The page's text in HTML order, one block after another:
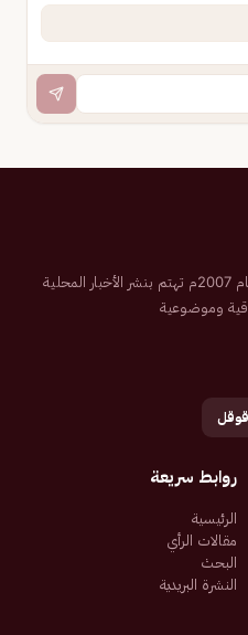
صحيفة إلكترونية سعودية تم تأسيسها عام 2007م تهتم بنشر الأخبار المحلية
وموضوعية
روابط سريعة
الرئيسية
مقالات الرأي
البحث
النشرة البريدية